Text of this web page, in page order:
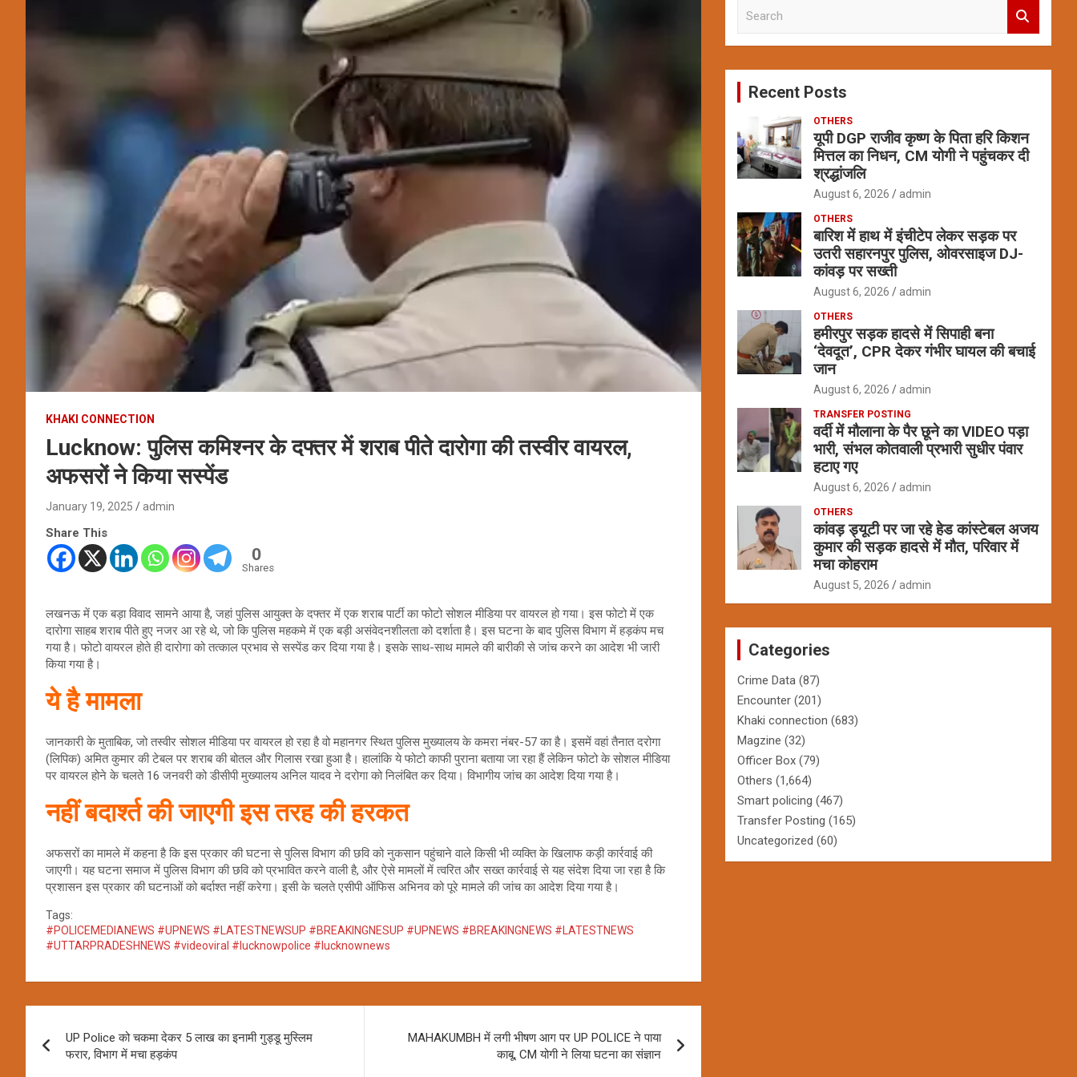
KHAKI CONNECTION
Lucknow: पुलिस कमिश्नर के दफ्तर में शराब पीते दारोगा की तस्वीर वायरल,
अफसरों ने किया सस्पेंड
January 19, 2025 admin
Share This
0
Shares
लखनऊ में एक बड़ा विवाद सामने आया है, जहां पुलिस आयुक्त के दफ्तर में एक शराब पार्टी का फोटो सोशल मीडिया पर वायरल हो गया। इस फोटो में एक
दारोगा साहब शराब पीते हुए नजर आ रहे थे, जो कि पुलिस महकमे में एक बड़ी असंवेदनशीलता को दर्शाता है। इस घटना के बाद पुलिस विभाग में हड़कंप मच
गया है। फोटो वायरल होते ही दारोगा को तत्काल प्रभाव से सस्पेंड कर दिया गया है। इसके साथ-साथ मामले की बारीकी से जांच करने का आदेश भी जारी
किया गया है।
ये है मामला
जानकारी के मुताबिक, जो तस्वीर सोशल मीडिया पर वायरल हो रहा है वो महानगर स्थित पुलिस मुख्यालय के कमरा नंबर-57 का है। इसमें वहां तैनात दरोगा
(लिपिक) अमित कुमार की टेबल पर शराब की बोतल और गिलास रखा हुआ है। हालांकि ये फोटो काफी पुराना बताया जा रहा हैं लेकिन फोटो के सोशल मीडिया
पर वायरल होने के चलते 16 जनवरी को डीसीपी मुख्यालय अनिल यादव ने दरोगा को निलंबित कर दिया। विभागीय जांच का आदेश दिया गया है।
नहीं बदार्श्त की जाएगी इस तरह की हरकत
अफसरों का मामले में कहना है कि इस प्रकार की घटना से पुलिस विभाग की छवि को नुकसान पहुंचाने वाले किसी भी व्यक्ति के खिलाफ कड़ी कार्रवाई की
जाएगी। यह घटना समाज में पुलिस विभाग की छवि को प्रभावित करने वाली है, और ऐसे मामलों में त्वरित और सख्त कार्रवाई से यह संदेश दिया जा रहा है कि
प्रशासन इस प्रकार की घटनाओं को बर्दाश्त नहीं करेगा। इसी के चलते एसीपी ऑफिस अभिनव को पूरे मामले की जांच का आदेश दिया गया है।
Tags:
#POLICEMEDIANEWS #UPNEWS #LATESTNEWSUP #BREAKINGNESUP #UPNEWS #BREAKINGNEWS #LATESTNEWS
#UTTARPRADESHNEWS #videoviral #lucknowpolice #lucknownews
navigation
UP Police को चकमा देकर 5 लाख का इनामी गुड्डू मुस्लिम
फरार, विभाग में मचा हड़कंप
MAHAKUMBH में लगी भीषण आग पर UP POLICE ने पाया
काबू, CM योगी ने लिया घटना का संज्ञान
c
Recent Posts
OTHERS
यूपी DGP राजीव कृष्ण के पिता हरि किशन
मित्तल का निधन, CM योगी ने पहुंचकर दी
श्रद्धांजलि
August 6, 2026 admin
OTHERS
बारिश में हाथ में इंचीटेप लेकर सड़क पर
उतरी सहारनपुर पुलिस, ओवरसाइज DJ-
कांवड़ पर सख्ती
August 6, 2026 admin
OTHERS
हमीरपुर सड़क हादसे में सिपाही बना
‘देवदूत’, CPR देकर गंभीर घायल की बचाई
जान
August 6, 2026 admin
TRANSFER POSTING
वर्दी में मौलाना के पैर छूने का VIDEO पड़ा
भारी, संभल कोतवाली प्रभारी सुधीर पंवार
हटाए गए
August 6, 2026 admin
OTHERS
कांवड़ ड्यूटी पर जा रहे हेड कांस्टेबल अजय
कुमार की सड़क हादसे में मौत, परिवार में
मचा कोहराम
August 5, 2026 admin
Categories
Crime Data (87)
Encounter (201)
Khaki connection (683)
Magzine (32)
Officer Box (79)
Others (1,664)
Smart policing (467)
Transfer Posting (165)
Uncategorized (60)